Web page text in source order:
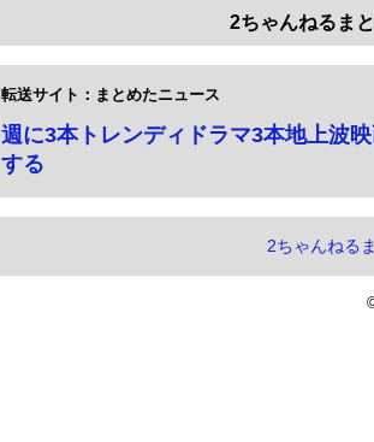
2ちゃんねるま
転送サイト：まとめたニュース
週に3本トレンディドラマ3本地上波
する
2ちゃんねる